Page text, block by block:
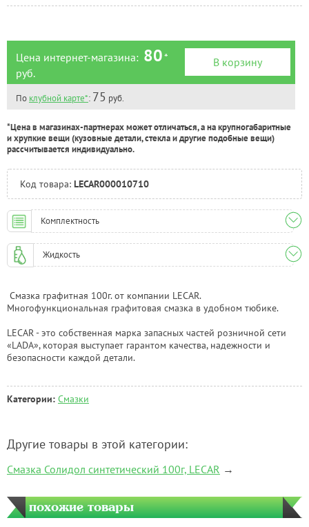
Цена интернет-магазина: 80*
руб.
В корзину
По клубной карте*: 75 руб.
*Цена в магазинах-партнерах может отличаться, а на крупногабаритные
и хрупкие вещи (кузовные детали, стекла и другие подобные вещи)
рассчитывается индивидуально.
Код товара: LECAR000010710
Комплектность
Жидкость
Смазка графитная 100г. от компании LECAR.
Многофункциональная графитовая смазка в удобном тюбике.
LECAR - это собственная марка запасных частей розничной сети
«LADA», которая выступает гарантом качества, надежности и
безопасности каждой детали.
Категории: Смазки
Другие товары в этой категории:
Смазка Солидол синтетический 100г, LECAR →
похожие товары